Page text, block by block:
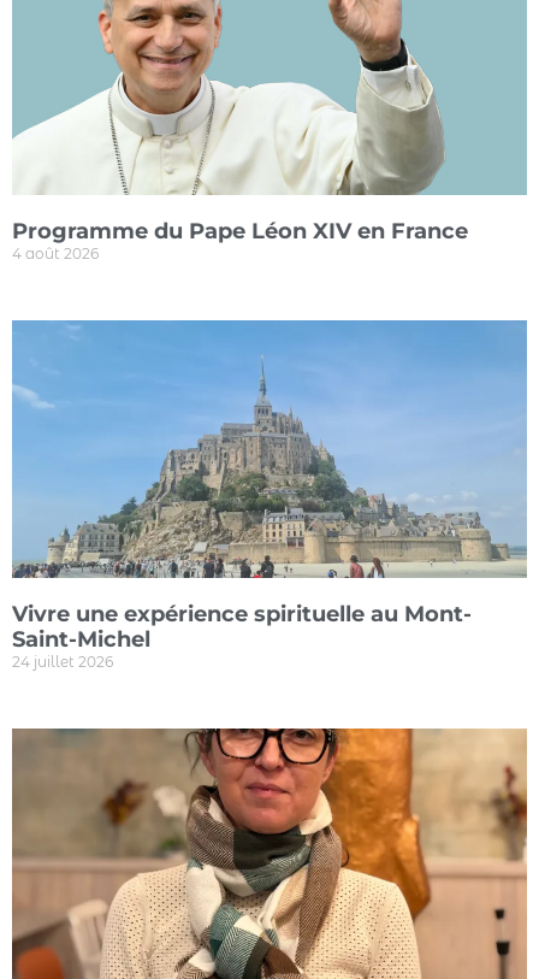
Programme du Pape Léon XIV en France
4 août 2026
Vivre une expérience spirituelle au Mont-
Saint-Michel
24 juillet 2026